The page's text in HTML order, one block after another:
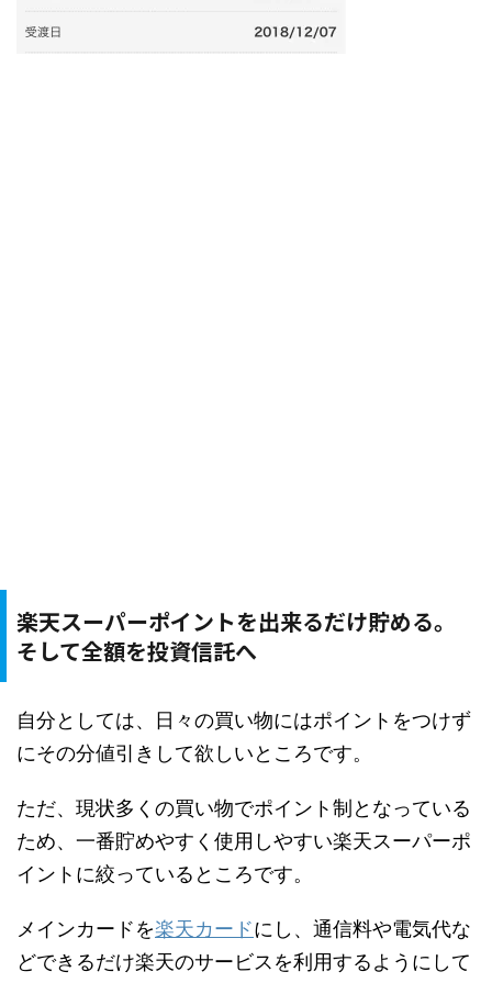
楽天スーパーポイントを出来るだけ貯める。
そして全額を投資信託へ
自分としては、日々の買い物にはポイントをつけず
にその分値引きして欲しいところです。
ただ、現状多くの買い物でポイント制となっている
ため、一番貯めやすく使用しやすい楽天スーパーポ
イントに絞っているところです。
メインカードを楽天カードにし、通信料や電気代な
どできるだけ楽天のサービスを利用するようにして